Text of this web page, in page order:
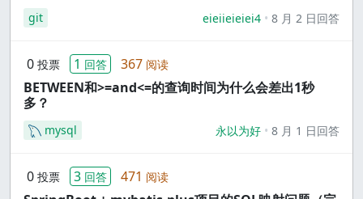
git eieiieieiei4 8 月 2 日回答
0 投票 1 回答 367 阅读
BETWEEN和>=and<=的查询时间为什么会差出1秒
多？
mysql 永以为好 8 月 1 日回答
0 投票 3 回答 471 阅读